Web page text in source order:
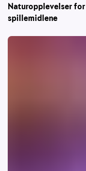
Naturopplevelser
spillemidlene